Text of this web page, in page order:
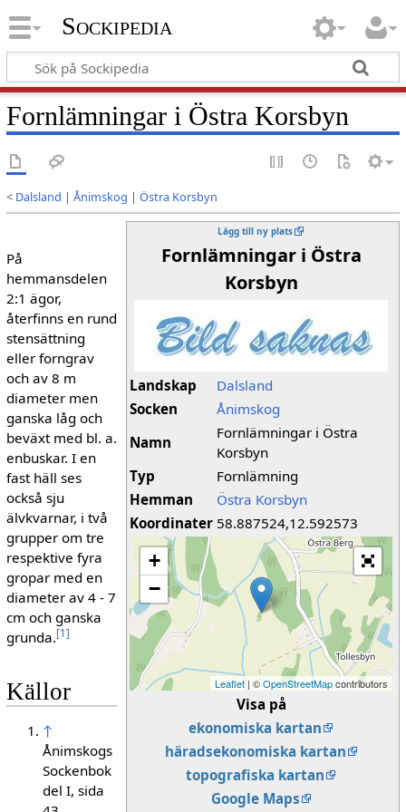
Sockipedia
Fornlämningar i Östra Korsbyn
< Dalsland | Ånimskog | Östra Korsbyn
Lägg till ny plats
Fornlämningar i Östra
Korsbyn
Landskap
Dalsland
Socken
Ånimskog
Namn
Fornlämningar i Östra
Korsbyn
Typ
Fornlämning
Hemman
Östra Korsbyn
Koordinater 58.887524,12.592573
+
−
Leaflet | ©OpenStreetMapcontributors
Visa på
ekonomiska kartan
häradsekonomiska kartan
topografiska kartan
Google Maps
På
hemmansdelen
2:1 ägor,
återfinns en rund
stensättning
eller forngrav
och av 8 m
diame­ter men
ganska låg och
beväxt med bl. a.
en­buskar. I en
fast häll ses
också sju
älvkvarnar, i två
grupper om tre
respektive fyra
gropar med en
diameter av 4 - 7
cm och ganska
grunda.[1 ]
Källor
↑
Ånimskogs
Sockenbok
del I, sida